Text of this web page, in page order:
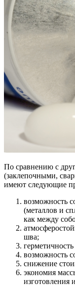
По сравнению с
(заклепочными,
имеют следующие
возможность
(металлов и
как между
шва;
возможность
снижение
экономия
изготовления